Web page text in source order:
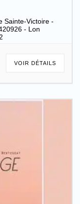
Sainte-Victoire -
- Lon
VOIR DÉTAILS